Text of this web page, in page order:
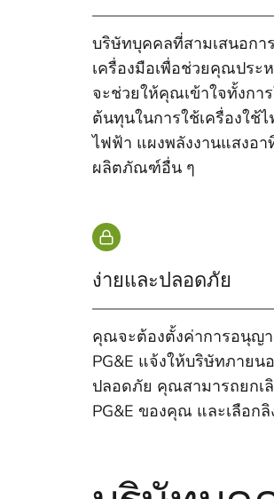
บริษัทบุคคลที่สามเสนอกา
เครื่องมือเพื่อช่วยคุณประ
จะช่วยให้คุณเข้าใจทั้งกา
ต้นทุนในการใช้เครื่องใช้
ไฟฟ้า แผงพลังงานแสงอา
ผลิตภัณฑ์อื่น ๆ
ง่ายและปลอดภัย
คุณจะต้องตั้งค่าการอนุญา
PG&E แจ้งให้บริษัทภาย
ปลอดภัย คุณสามารถยกเ
PG&E ของคุณ และเลือ